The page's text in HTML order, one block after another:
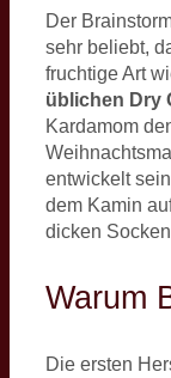
Der
sehr beliebt,
fruchtige Art
üblichen Dry
Kardamom
entwickelt
dem Kamin
dicken
Warum
Die ersten